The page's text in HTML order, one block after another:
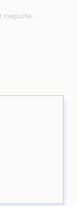
magische…